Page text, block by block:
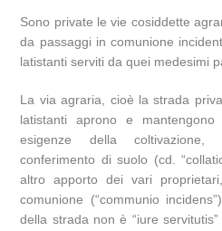
Sono private le vie cosiddette
da passaggi in comunione
latistanti serviti da quei medesimi
La via agraria, cioè la strada
latistanti aprono e
esigenze della coltivazione,
conferimento di suolo (cd.
altro apporto dei vari
comunione (“communio
della strada non è “iure